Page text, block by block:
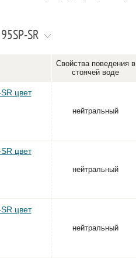
SR
Свойства поведения в
стоячей воде
цвет
нейтральный
цвет
нейтральный
цвет
нейтральный